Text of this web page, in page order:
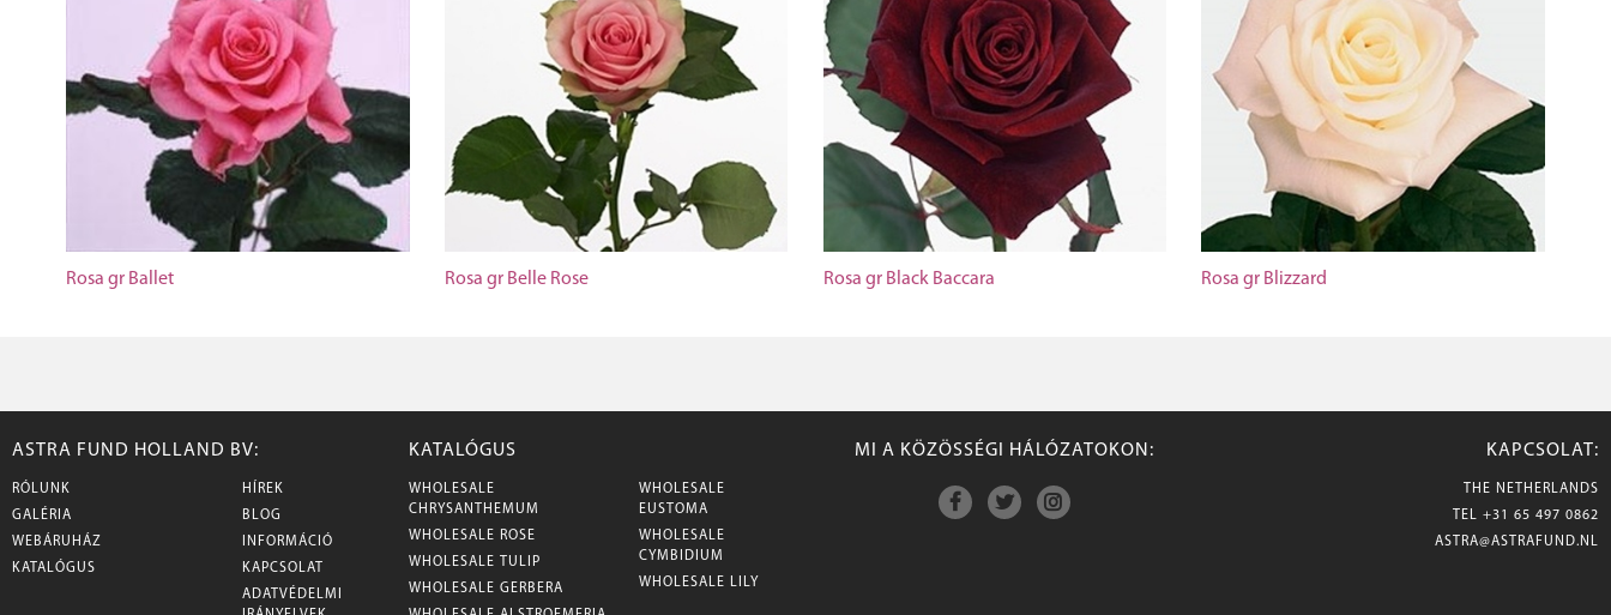
Rosa gr Ballet Rosa gr Belle Rose Rosa gr Black Baccara Rosa gr Blizzard
ASTRA FUND HOLLAND BV:
RÓLUNK
GALÉRIA
WEBÁRUHÁZ
KATALÓGUS
HÍREK
BLOG
INFORMÁCIÓ
KAPCSOLAT
ADATVÉDELMI
KATALÓGUS
WHOLESALE
CHRYSANTHEMUM
WHOLESALE ROSE
WHOLESALE TULIP
WHOLESALE GERBERA
WHOLESALE
EUSTOMA
WHOLESALE
CYMBIDIUM
WHOLESALE LILY
MI A KÖZÖSSÉGI HÁLÓZATOKON: KAPCSOLAT:
THE NETHERLANDS
TEL +31 65 497 0862
ASTRA@ASTRAFUND.NL